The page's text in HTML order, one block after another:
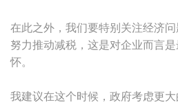
在此之外，我们要特别关注经济
努力推动减税，这是对企业而言
怀。
我建议在这个时候，政府考虑更大